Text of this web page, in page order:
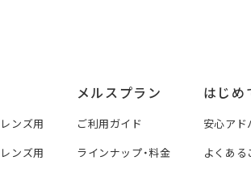
ンズ用
ンズ用
メルスプラン
ご利用ガイド
ラインナップ・料金
はじめ
安心アド
よくある